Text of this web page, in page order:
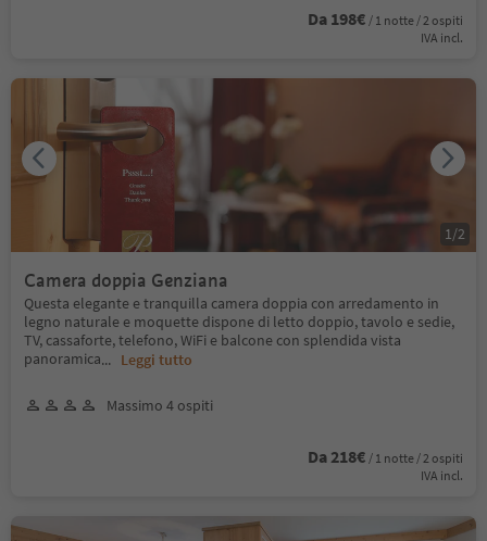
Da 198€ / 1 notte / 2 ospiti
IVA incl.
Camera doppia Genziana
Questa elegante e tranquilla camera doppia con arredamento in
legno naturale e moquette dispone di letto doppio, tavolo e sedie,
TV, cassaforte, telefono, WiFi e balcone con splendida vista
panoramica... Leggi tutto
Massimo 4 ospiti
Da 218€ / 1 notte / 2 ospiti
IVA incl.
1 /2